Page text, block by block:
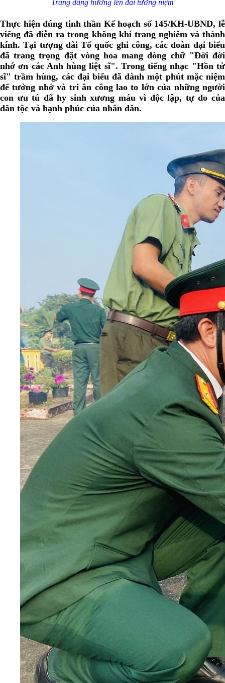
Trang dâng hương lên đài tưởng niệm
Thực hiện đúng tinh thần Kế hoạch số 145/KH-UBND, lễ
viếng đã diễn ra trong không khí trang nghiêm và thành
kính. Tại tượng đài Tổ quốc ghi công, các đoàn đại biểu
đã trang trọng đặt vòng hoa mang dòng chữ "Đời đời
nhớ ơn các Anh hùng liệt sĩ". Trong tiếng nhạc "Hồn tử
sĩ" trầm hùng, các đại biểu đã dành một phút mặc niệm
để tưởng nhớ và tri ân công lao to lớn của những người
con ưu tú đã hy sinh xương máu vì độc lập, tự do của
dân tộc và hạnh phúc của nhân dân.